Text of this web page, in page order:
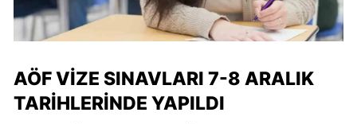
AÖF VIZE SINAVLARI 7-8 ARALIK
TARIHLERINDE YAPILDI